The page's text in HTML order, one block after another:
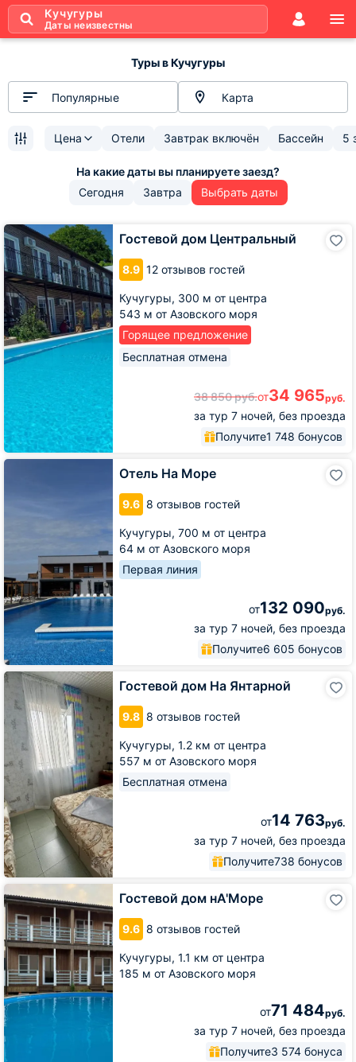
Кучугуры
Даты неизвестны
Туры в Кучугуры
Популярные Карта
Цена Отели Завтрак включён Бассейн 5
Сегодня Завтра Выбрать даты
Гостевой дом Центральный
8.9 12 отзывов гостей
Кучугуры, 300 м от центра
543 м от Азовского моря
Горящее предложение
Бесплатная отмена
38 850руб.от34 965руб.
за тур 7 ночей, без проезда
Получите1 748 бонусов
Гостевой
дом
Центральный
Отель На Море
9.6 8 отзывов гостей
Кучугуры, 700 м от центра
64 м от Азовского моря
Первая линия
от132 090руб.
за тур 7 ночей, без проезда
Получите6 605 бонусов
Отель
Гостевой дом На Янтарной
9.8 8 отзывов гостей
Кучугуры, 1.2 км от центра
557 м от Азовского моря
Бесплатная отмена
от14 763руб.
за тур 7 ночей, без проезда
Получите738 бонусов
Гостевой
На
Янтарной
Гостевой дом нА'Море
9.6 8 отзывов гостей
Кучугуры, 1.1 км от центра
185 м от Азовского моря
от71 484руб.
за тур 7 ночей, без проезда
Получите3 574 бонуса
Гостевой
дом
нА'Море